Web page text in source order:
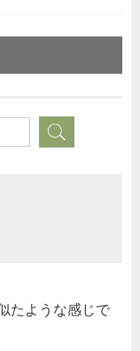
たような感じで